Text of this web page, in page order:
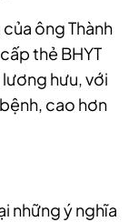
ông Thành
thẻ BHYT
hưu, với
cao hơn
những ý nghĩa